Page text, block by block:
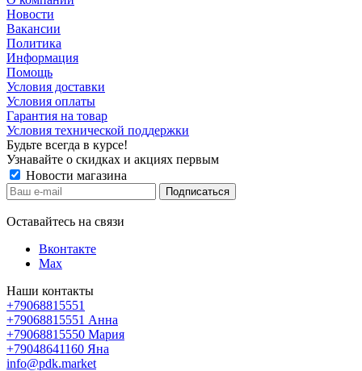
Новости
Вакансии
Политика
Информация
Помощь
Условия доставки
Условия оплаты
Гарантия на товар
Условия технической поддержки
Будьте всегда в курсе!
Узнавайте о скидках и акциях первым
Новости магазина
Оставайтесь на связи
Вконтакте
Max
Наши контакты
+79068815551
+79068815551 Анна
+79068815550 Мария
+79048641160 Яна
info@pdk.market